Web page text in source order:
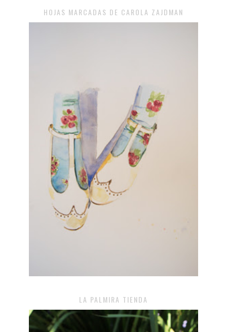
HOJAS MARCADAS DE CAROLA ZAJDMAN
LA PALMIRA TIENDA